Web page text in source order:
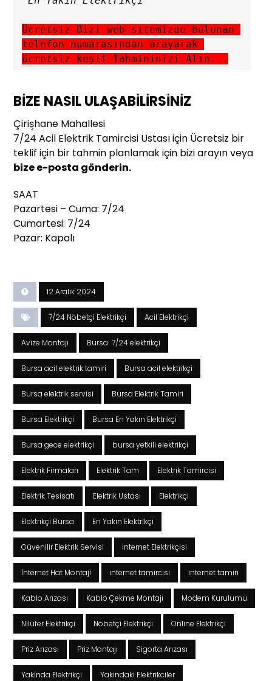
Ücretsiz Bizi web sitemizde bulunan
telefon numarasından arayarak
ücretsiz keşif Tahmininizi Alın...
BİZE NASIL ULAŞABİLİRSİNİZ
Çirişhane Mahallesi
7/24 Acil Elektrik Tamircisi Ustası için Ücretsiz bir
teklif için bir tahmin planlamak için bizi arayın veya
bize e-posta gönderin.
SAAT
Pazartesi – Cuma: 7/24
Cumartesi: 7/24
Pazar: Kapalı
12 Aralık 2024
7/24 Nöbetçi Elektrikçi Acil Elektrikçi
Avize Montajı Bursa 7/24 elektrikçi
Bursa acil elektrik tamiri Bursa acil elektrikçi
Bursa elektrik servisi Bursa Elektrik Tamiri
Bursa Elektrikçi Bursa En Yakın Elektrikçi
Bursa gece elektrikçi bursa yetkili elektrikçi
Elektrik Firmaları Elektrik Tam Elektrik Tamircisi
Elektrik Tesisatı Elektrik Ustası Elektrikçi
Elektrikçi Bursa En Yakın Elektrikçi
Güvenilir Elektrik Servisi İnternet Elektrikçisi
İnternet Hat Montajı internet tamircisi internet tamiri
Kablo Arızası Kablo Çekme Montajı Modem Kurulumu
Nilüfer Elektrikçi Nöbetçi Elektrikçi Online Elektrikçi
Priz Arızası Priz Montajı Sigorta Arızası
Yakinda Elektrikçi Yakindaki Elektrikciler